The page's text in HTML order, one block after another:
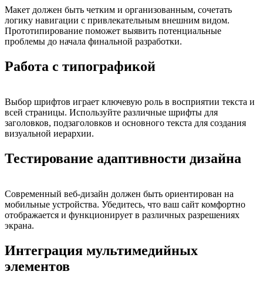
Макет должен быть четким и организованным, сочетать
логику навигации с привлекательным внешним видом.
Прототипирование поможет выявить потенциальные
проблемы до начала финальной разработки.
Работа с типографикой
Выбор шрифтов играет ключевую роль в восприятии текста и
всей страницы. Используйте различные шрифты для
заголовков, подзаголовков и основного текста для создания
визуальной иерархии.
Тестирование адаптивности дизайна
Современный веб-дизайн должен быть ориентирован на
мобильные устройства. Убедитесь, что ваш сайт комфортно
отображается и функционирует в различных разрешениях
экрана.
Интеграция мультимедийных
элементов